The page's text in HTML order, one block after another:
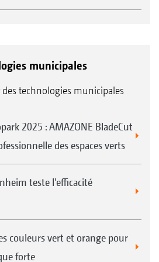
municipales
technologies municipales
2025 : AMAZONE BladeCut
des espaces verts
teste l'efficacité
couleurs vert et orange pour
forte